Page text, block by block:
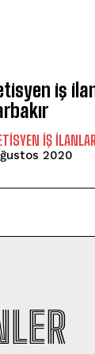
iş
IŞ
2020